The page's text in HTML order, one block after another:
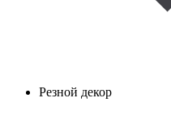
Резной декор